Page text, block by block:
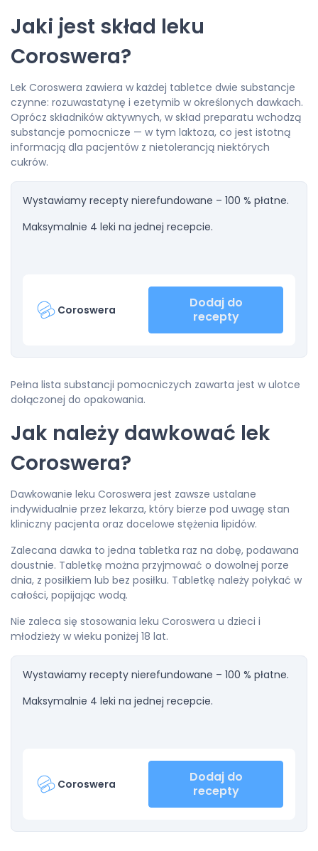
Jaki jest skład leku
Coroswera?
Lek Coroswera zawiera w każdej tabletce dwie substancje
czynne: rozuwastatynę i ezetymib w określonych dawkach.
Oprócz składników aktywnych, w skład preparatu wchodzą
substancje pomocnicze — w tym laktoza, co jest istotną
informacją dla pacjentów z nietolerancją niektórych
cukrów.
Wystawiamy recepty nierefundowane – 100 % płatne.
Maksymalnie 4 leki na jednej recepcie.
Coroswera
Dodaj do
recepty
Pełna lista substancji pomocniczych zawarta jest w ulotce
dołączonej do opakowania.
Jak należy dawkować lek
Coroswera?
Dawkowanie leku Coroswera jest zawsze ustalane
indywidualnie przez lekarza, który bierze pod uwagę stan
kliniczny pacjenta oraz docelowe stężenia lipidów.
Zalecana dawka to jedna tabletka raz na dobę, podawana
doustnie. Tabletkę można przyjmować o dowolnej porze
dnia, z posiłkiem lub bez posiłku. Tabletkę należy połykać w
całości, popijając wodą.
Nie zaleca się stosowania leku Coroswera u dzieci i
młodzieży w wieku poniżej 18 lat.
Wystawiamy recepty nierefundowane – 100 % płatne.
Maksymalnie 4 leki na jednej recepcie.
Coroswera
Dodaj do
recepty